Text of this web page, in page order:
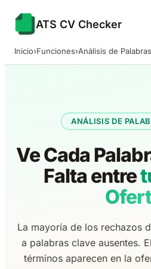
ATS CV Checker
Inicio›Funciones›Análisis de
ANÁLISIS DE
Ve Cada
Falta entre
La mayoría de los rechazos
a palabras clave ausentes.
términos aparecen en la